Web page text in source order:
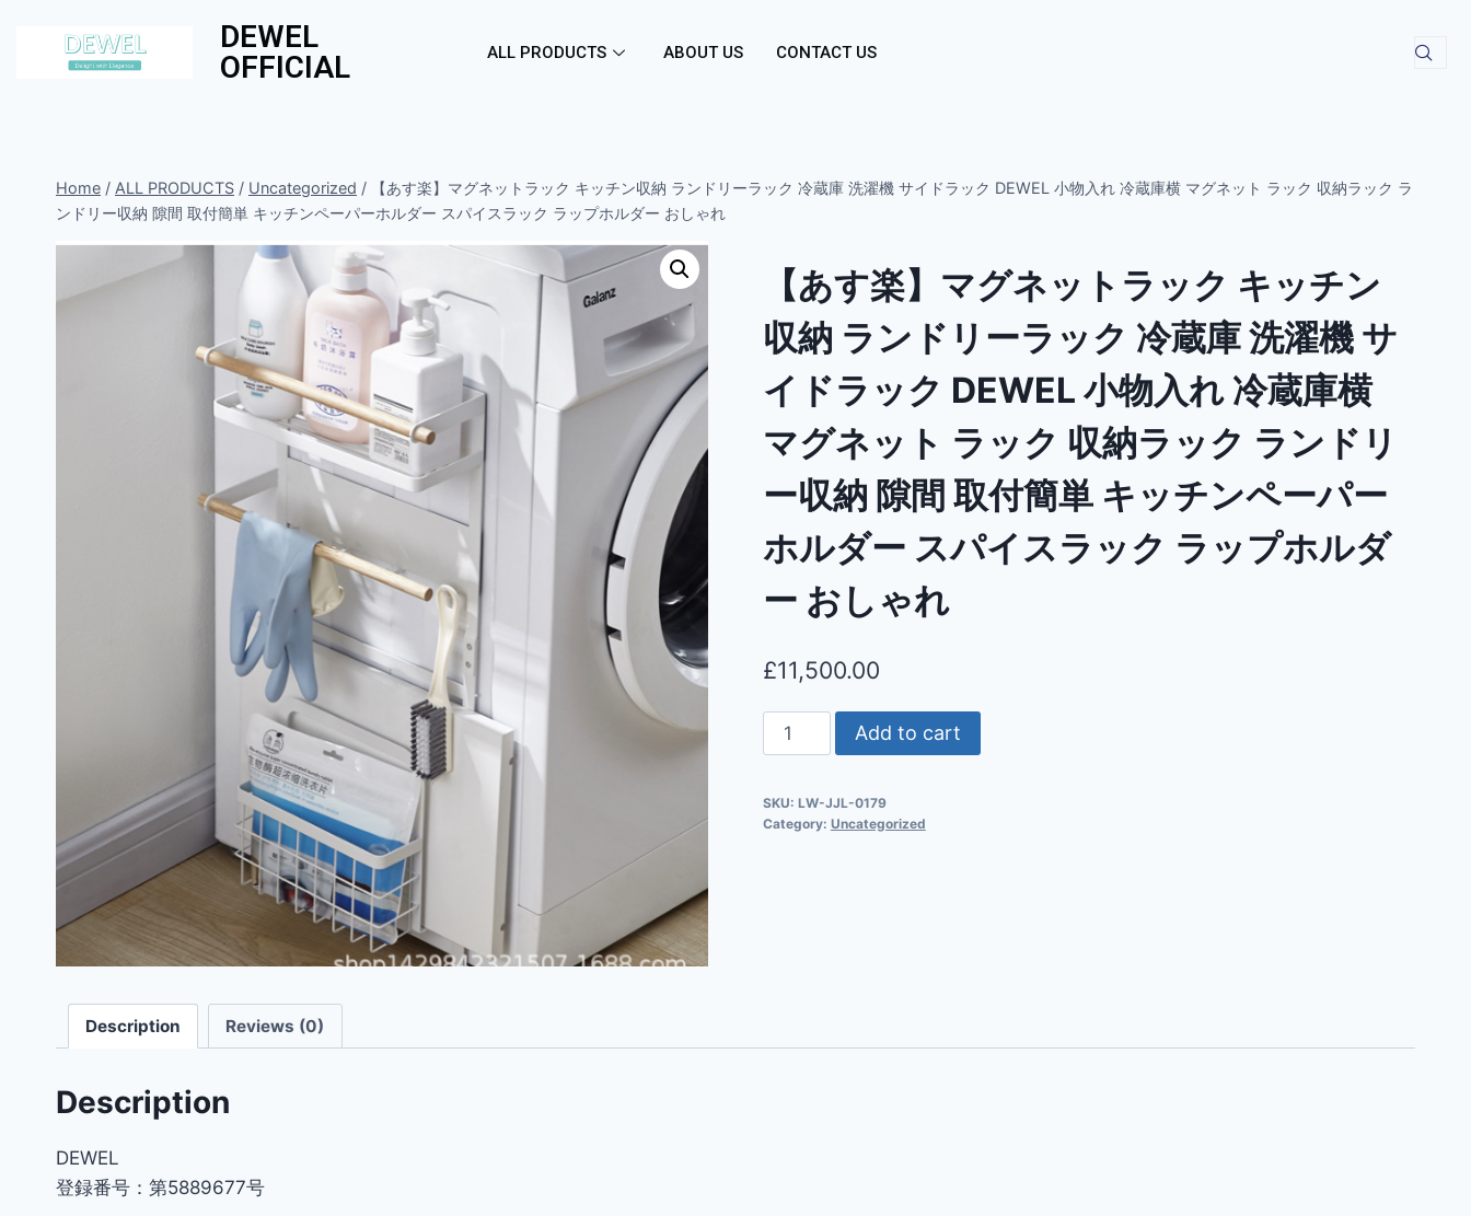
DEWEL
OFFICIAL
ALL PRODUCTS ABOUT US CONTACT US
Home / ALL PRODUCTS / Uncategorized /
【あす楽】マグネットラック キッチン収納 ランドリーラック 冷蔵庫 洗濯機 サイドラック DEWEL 小物入れ 冷蔵庫横 マグネット ラック 収納ラック ラ
ンドリー収納 隙間 取付簡単 キッチンペーパーホルダー スパイスラック ラップホルダー おしゃれ
【あす楽】マグネットラック キッチン
収納 ランドリーラック 冷蔵庫 洗濯機 サ
イドラック DEWEL 小物入れ 冷蔵庫横
マグネット ラック 収納ラック ランドリ
ー収納 隙間 取付簡単 キッチンペーパー
ホルダー スパイスラック ラップホルダ
ー おしゃれ
£11,500.00
Add to cart
SKU: LW-JJL-0179
Category: Uncategorized
Description Reviews (0)
Description
DEWEL
登録番号：第5889677号